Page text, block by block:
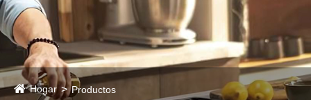
Hogar
Productos